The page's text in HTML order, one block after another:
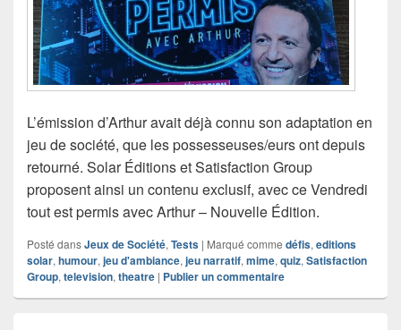
L’émission d’Arthur avait déjà connu son adaptation en
jeu de société, que les possesseuses/eurs ont depuis
retourné. Solar Éditions et Satisfaction Group
proposent ainsi un contenu exclusif, avec ce Vendredi
tout est permis avec Arthur – Nouvelle Édition.
Posté dansJeux de Société, Tests | Marqué comme défis, editions
solar, humour, jeu d'ambiance, jeu narratif, mime, quiz, Satisfaction
Group, television, theatre | Publier un commentaire